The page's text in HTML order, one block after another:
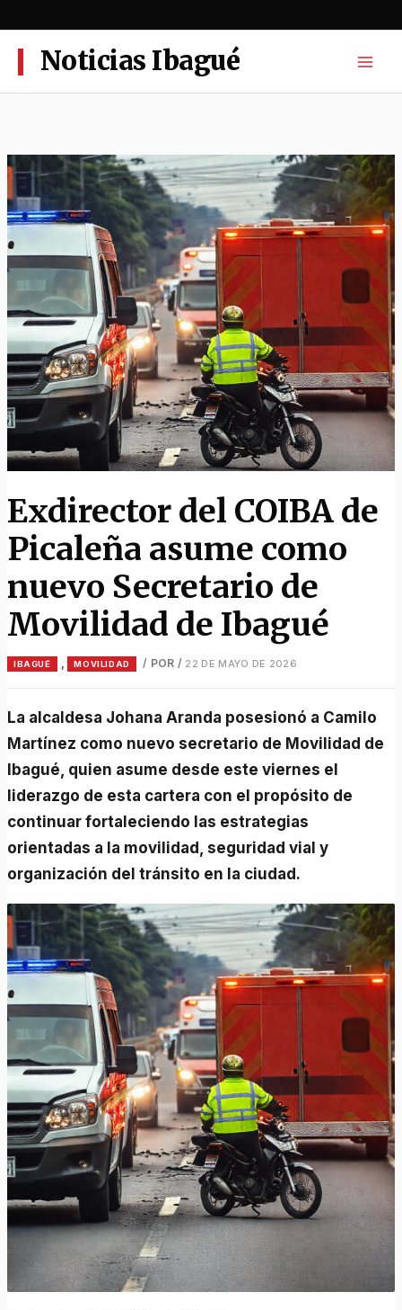
al
contenidoNoticias Ibagué
Exdirector del COIBA de
Picaleña asume como
nuevo Secretario de
Movilidad de Ibagué
IBAGUÉ MOVILIDAD / POR / 22 DE MAYO DE 2026
La alcaldesa Johana Aranda posesionó a Camilo
Martínez como nuevo secretario de Movilidad de
Ibagué, quien asume desde este viernes el
liderazgo de esta cartera con el propósito de
continuar fortaleciendo las estrategias
orientadas a la movilidad, seguridad vial y
organización del tránsito en la ciudad.